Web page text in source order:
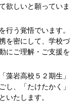
欲しいと願っていま
う覚悟でいます。
を密にして、学校づ
にご理解・ご支援を
岩高校５２期生」
し、「たけたかく」
いたします。